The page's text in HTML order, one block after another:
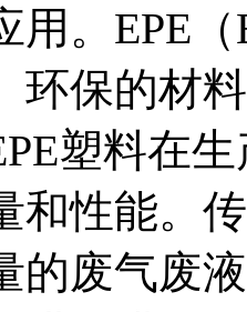
。EPE（
环保的材
塑料在
和性能。
的废气废